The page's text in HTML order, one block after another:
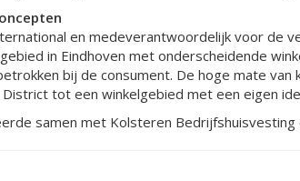
en medeverantwoordelijk voor de
in Eindhoven met onderscheidende
bij de consument. De hoge mate van
tot een winkelgebied met een eigen
samen met Kolsteren Bedrijfshuisvesting